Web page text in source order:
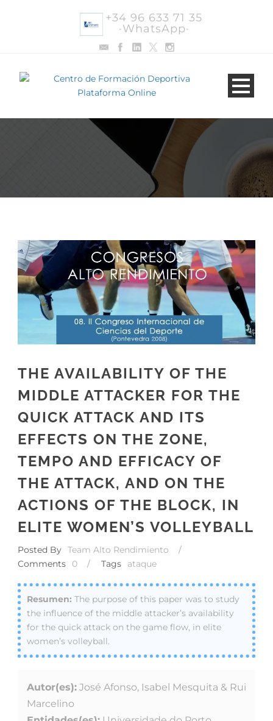
+34 96 633 71 35
·WhatsApp·
THE AVAILABILITY OF THE
MIDDLE ATTACKER FOR THE
QUICK ATTACK AND ITS
EFFECTS ON THE ZONE,
TEMPO AND EFFICACY OF
THE ATTACK, AND ON THE
ACTIONS OF THE BLOCK, IN
ELITE WOMEN’S VOLLEYBALL
Posted By Team Alto Rendimiento
/
Comments
0 / Tags ataque
The purpose of this paper was to study
the influence of the middle attacker’s availability
for the quick attack on the game flow, in elite
women’s volleyball.
Autor(es): José Afonso, Isabel Mesquita & Rui
Marcelino